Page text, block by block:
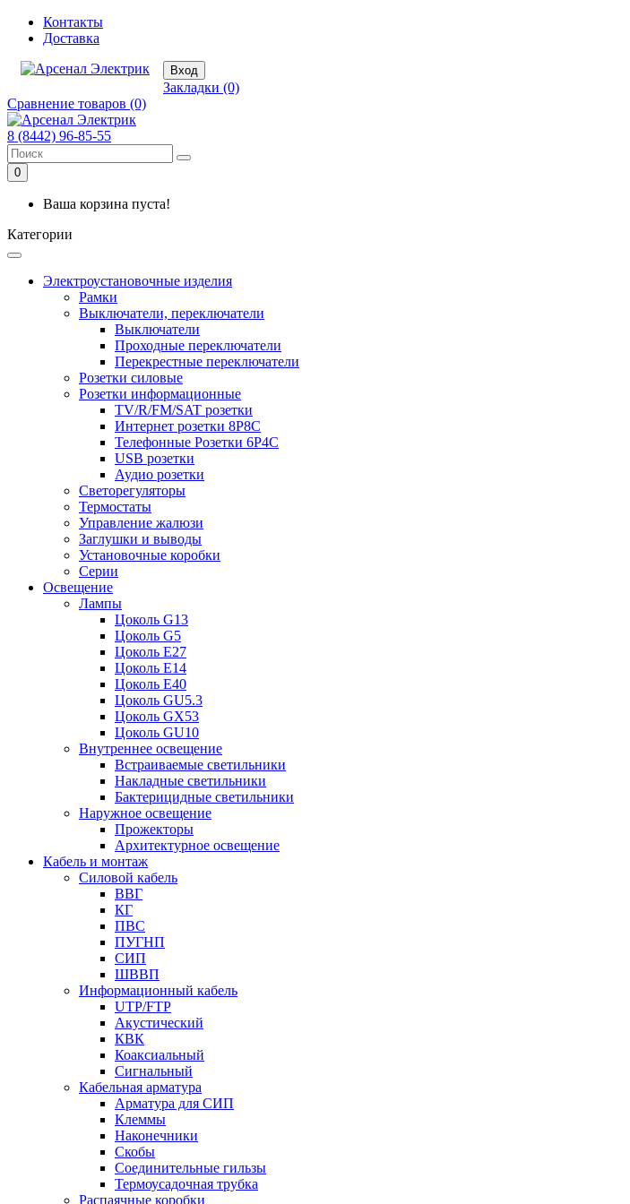
Контакты
Доставка
Вход
Закладки (0)
Сравнение товаров (0)
8 (8442) 96-85-55
0
Ваша корзина пуста!
Категории
Электроустановочные изделия
Рамки
Выключатели, переключатели
Выключатели
Проходные переключатели
Перекрестные переключатели
Розетки силовые
Розетки информационные
TV/R/FM/SAT розетки
Интернет розетки 8P8C
Телефонные Розетки 6P4C
USB розетки
Аудио розетки
Светорегуляторы
Термостаты
Управление жалюзи
Заглушки и выводы
Установочные коробки
Серии
Освещение
Лампы
Цоколь G13
Цоколь G5
Цоколь E27
Цоколь E14
Цоколь E40
Цоколь GU5.3
Цоколь GX53
Цоколь GU10
Внутреннее освещение
Встраиваемые светильники
Накладные светильники
Бактерицидные светильники
Наружное освещение
Прожекторы
Архитектурное освещение
Кабель и монтаж
Силовой кабель
ВВГ
КГ
ПВС
ПУГНП
СИП
ШВВП
Информационный кабель
UTP/FTP
Акустический
КВК
Коаксиальный
Сигнальный
Кабельная арматура
Арматура для СИП
Клеммы
Наконечники
Скобы
Соединительные гильзы
Термоусадочная трубка
Распаячные коробки